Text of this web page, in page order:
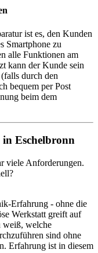
ist es, den Kunden
Smartphone zu
alle Funktionen am
kann der Kunde sein
durch den
bequem per Post
beim dem
Eschelbronn
viele Anforderungen.
Erfahrung - ohne die
Werkstatt greift auf
weiß, welche
sind ohne
Erfahrung ist in diesem